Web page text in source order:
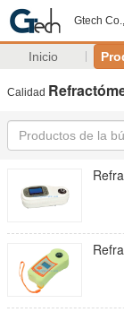
Gtech
Inicio
Calidad